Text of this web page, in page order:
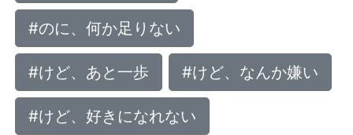
#のに、何か足りない
#けど、あと一歩 #けど、なんか嫌い
#けど、好きになれない